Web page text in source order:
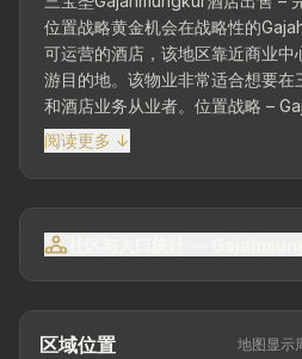
位置战略黄金机会在战略性的
可运营的酒店，该地区靠近商业中
游目的地。该物业非常适合想要
和酒店业务从业者。位置战略 –
进入市中心、商业区、办公室、医
他各种公共设施。土地面积2,200
东3层建筑建筑状况良好且维护完
房约24 m²豪华房约26 m²酒店设
阅读更多 ↓
区域位置 地图显示